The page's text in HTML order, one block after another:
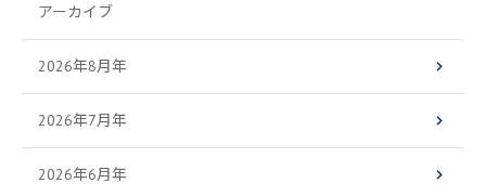
アーカイブ
2026年8月年
2026年7月年
2026年6月年